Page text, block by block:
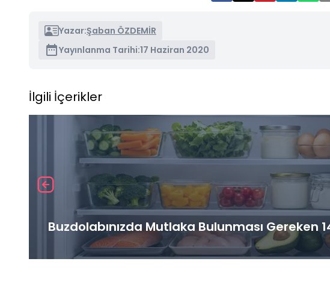
Yazar:Şaban ÖZDEMİR
Yayınlanma Tarihi:17 Haziran 2020
İlgili İçerikler
Buzdolabınızda Mutlaka Bulunması Gereken